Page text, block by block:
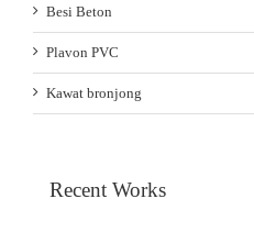
Besi Beton
Plavon PVC
Kawat bronjong
Recent Works